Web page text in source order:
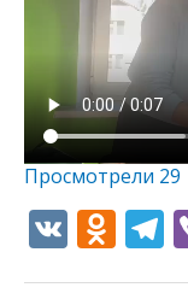
Просмотрели 29
V O T